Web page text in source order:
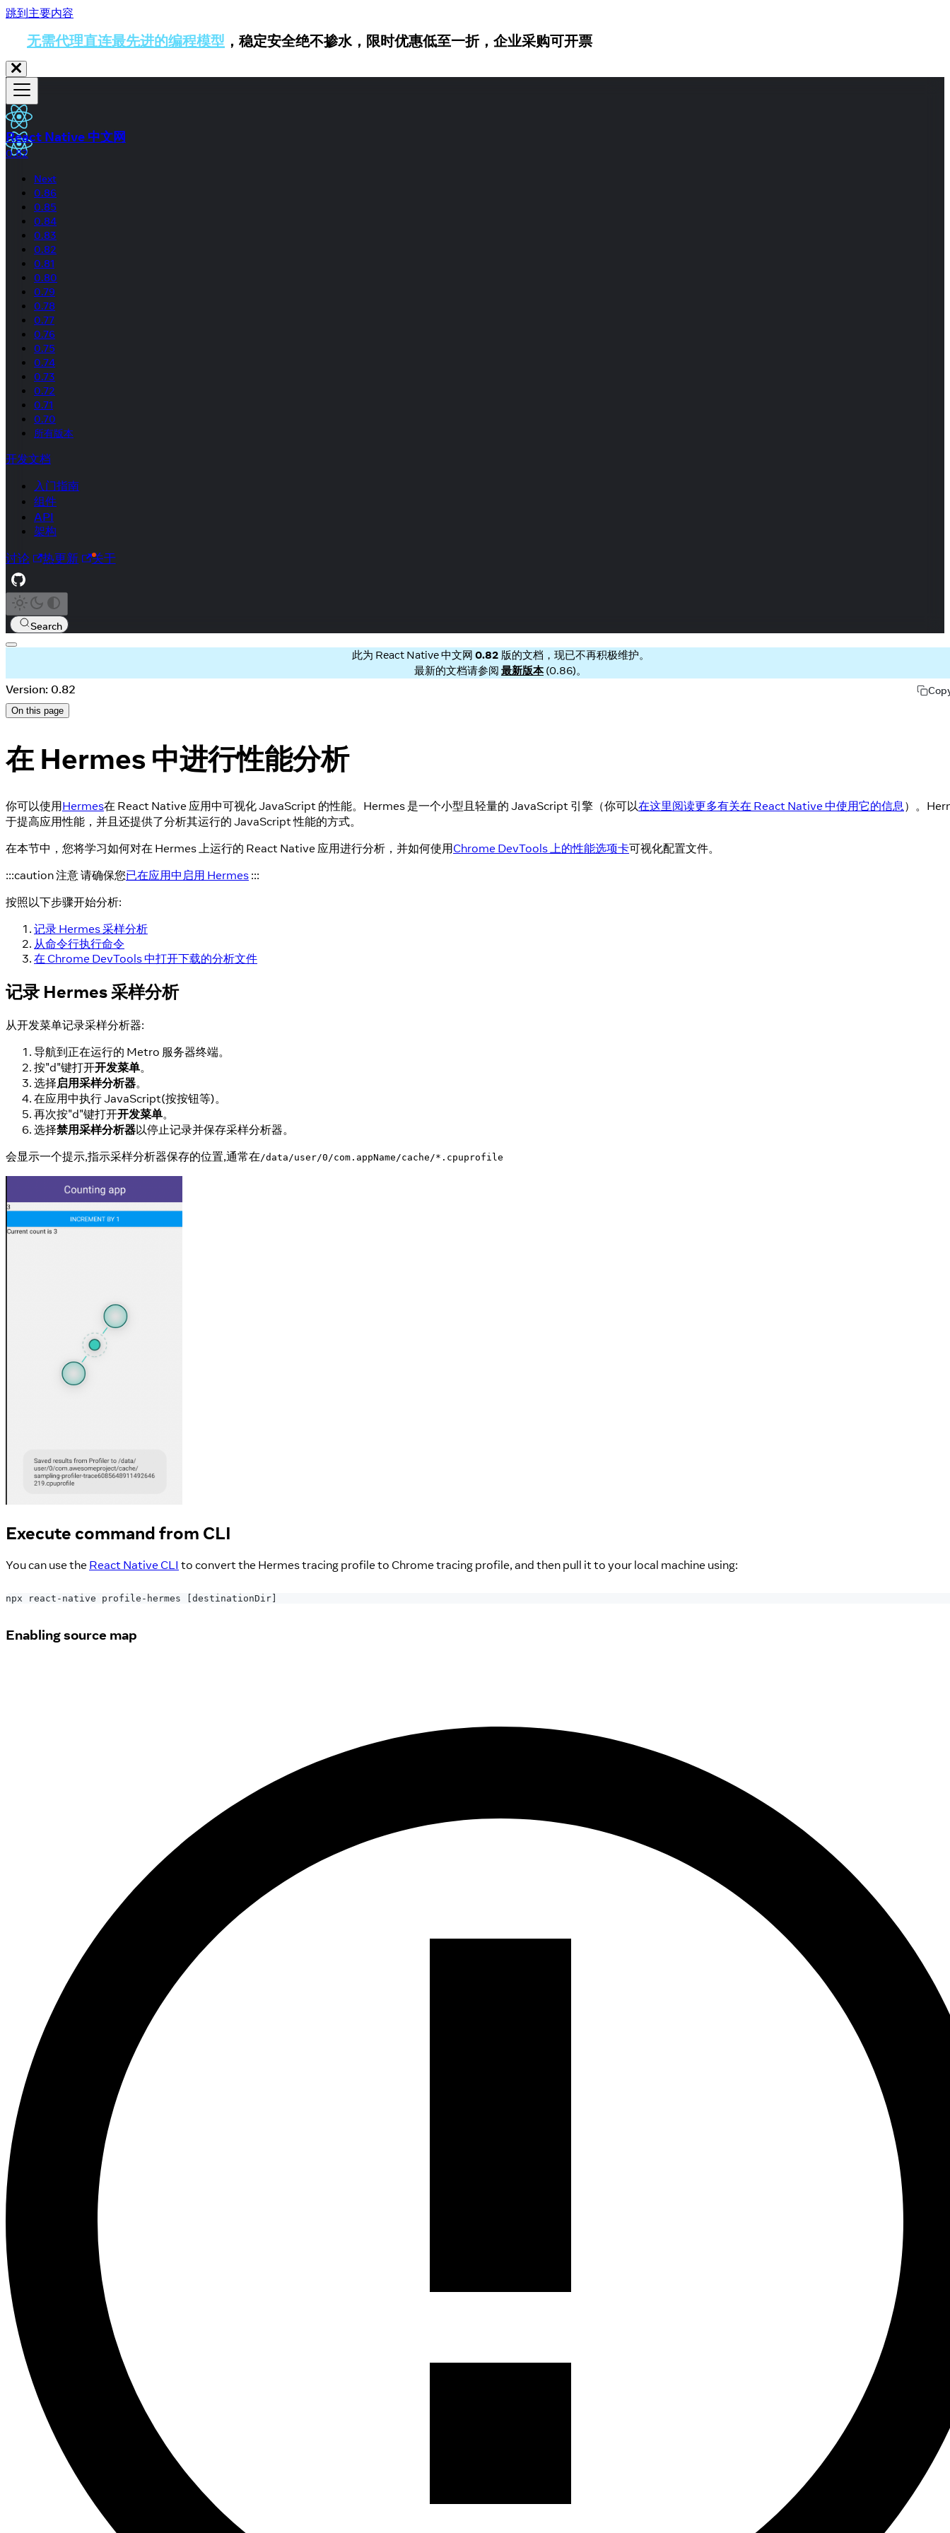
跳到主要内容
无需代理直连最先进的编程模型 ，稳定安全绝不掺水，限时优惠低至一折，企业采购可开票
React Native 中文网
0.82
Next
0.86
0.85
0.84
0.83
0.82
0.81
0.80
0.79
0.78
0.77
0.76
0.75
0.74
0.73
0.72
0.71
0.70
所有版本
开发文档
入门指南
组件
API
架构
讨论 热更新 关于
Search
此为 React Native 中文网 0.82 版的文档，现已不再积极维护。
最新的文档请参阅 最新版本(0.86)。
Version: 0.82
On this page
在 Hermes 中进行性能分析
你可以使用Hermes在 React Native 应用中可视化 JavaScript 的性能。Hermes 是一个小型且轻量的 JavaScript 引擎（你可以在这里阅读更多有关在 React Native 中使用它的信息）。
于提高应用性能，并且还提供了分析其运行的 JavaScript 性能的方式。
在本节中，您将学习如何对在 Hermes 上运行的 React Native 应用进行分析，并如何使用Chrome DevTools 上的性能选项卡可视化配置文件。
:::caution 注意 请确保您已在应用中启用 Hermes :::
按照以下步骤开始分析:
记录 Hermes 采样分析
从命令行执行命令
在 Chrome DevTools 中打开下载的分析文件
记录 Hermes 采样分析
从开发菜单记录采样分析器:
导航到正在运行的 Metro 服务器终端。
按"d"键打开开发菜单。
选择启用采样分析器。
在应用中执行 JavaScript(按按钮等)。
再次按"d"键打开开发菜单。
选择禁用采样分析器以停止记录并保存采样分析器。
会显示一个提示,指示采样分析器保存的位置,通常在/data/user/0/com.appName/cache/*.cpuprofile
Execute command from CLI
You can use the React Native CLI to convert the Hermes tracing profile to Chrome tracing profile, and then pull it to your local machine using:
npx react-native profile-hermes destinationDir
Enabling source map